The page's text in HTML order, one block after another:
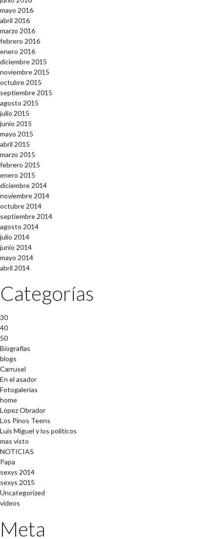
mayo 2016
abril 2016
marzo 2016
febrero 2016
enero 2016
diciembre 2015
noviembre 2015
octubre 2015
septiembre 2015
agosto 2015
julio 2015
junio 2015
mayo 2015
abril 2015
marzo 2015
febrero 2015
enero 2015
diciembre 2014
noviembre 2014
octubre 2014
septiembre 2014
agosto 2014
julio 2014
junio 2014
mayo 2014
abril 2014
Categorías
30
40
50
Biografías
blogs
Carrusel
En el asador
Fotogalerías
home
López Obrador
Los Pinos Teens
Luis Miguel y los políticos
mas visto
NOTICIAS
Papa
sexys 2014
sexys 2015
Uncategorized
videos
Meta